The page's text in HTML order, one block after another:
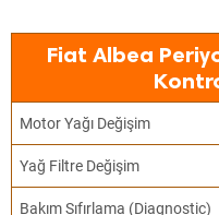
Fiat Albea
Motor Yağı Değişim
Yağ Filtre Değişim
Bakım Sıfırlama (Diagnostic)